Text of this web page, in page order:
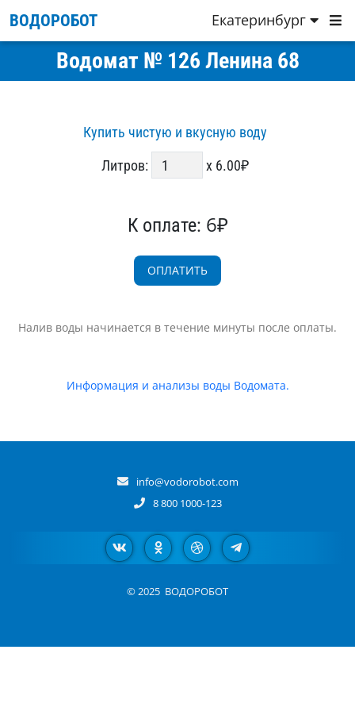
ВОДОРОБОТ Екатеринбург
Водомат № 126 Ленина 68
Купить чистую и вкусную воду
Литров:
x 6.00₽
К оплате: 6₽
Налив воды начинается в течение минуты после оплаты.
Информация и анализы воды Водомата.
info@vodorobot.com
8 800 1000-123
© 2025 ВОДОРОБОТ